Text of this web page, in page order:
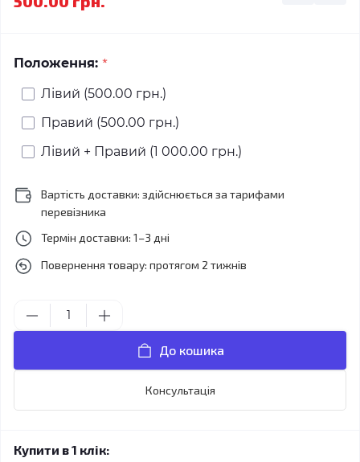
Положення: *
Лівий (500.00 грн.)
Правий (500.00 грн.)
Лівий + Правий (1 000.00 грн.)
Вартість доставки: здійснюється за тарифами
перевізника
Термін доставки: 1–3 дні
Повернення товару: протягом 2 тижнів
До кошика
Консультація
Купити в 1 клік: